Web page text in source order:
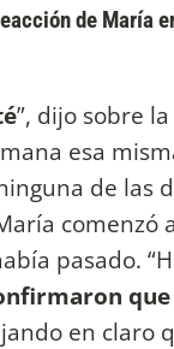
de María
”, dijo sobre
esa
de las
comenzó
pasado.
en claro